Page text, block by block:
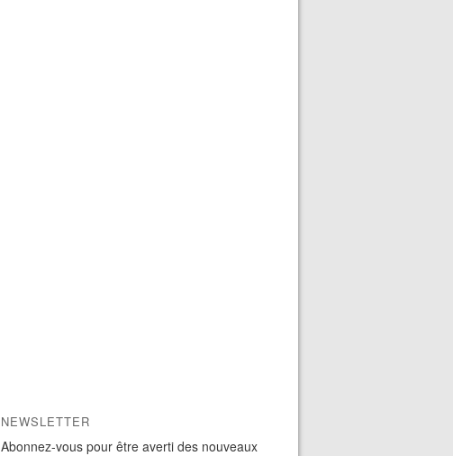
NEWSLETTER
Abonnez-vous pour être averti des nouveaux